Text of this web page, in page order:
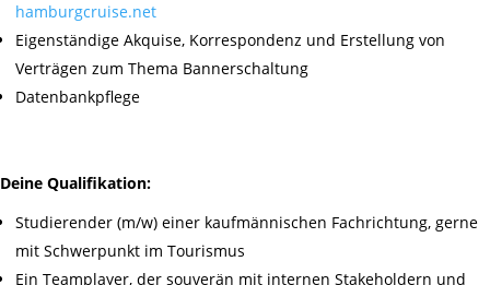
hamburgcruise.net
Eigenständige Akquise, Korrespondenz und Erstellung von
Verträgen zum Thema Bannerschaltung
Datenbankpflege
Deine Qualifikation:
Studierender (m/w) einer kaufmännischen Fachrichtung, gerne
mit Schwerpunkt im Tourismus
Ein Teamplayer, der souverän mit internen Stakeholdern und